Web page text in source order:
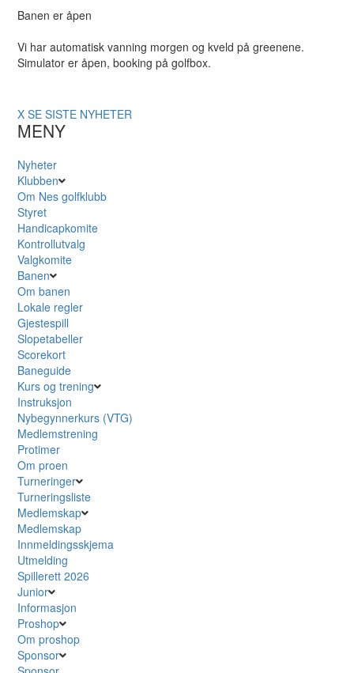
Banen er åpen
Vi har automatisk vanning morgen og kveld på greenene.
Simulator er åpen, booking på golfbox.
X SE SISTE NYHETER
MENY
Nyheter
Klubben
Om Nes golfklubb
Styret
Handicapkomite
Kontrollutvalg
Valgkomite
Banen
Om banen
Lokale regler
Gjestespill
Slopetabeller
Scorekort
Baneguide
Kurs og trening
Instruksjon
Nybegynnerkurs (VTG)
Medlemstrening
Protimer
Om proen
Turneringer
Turneringsliste
Medlemskap
Medlemskap
Innmeldingsskjema
Utmelding
Spillerett 2026
Junior
Informasjon
Proshop
Om proshop
Sponsor